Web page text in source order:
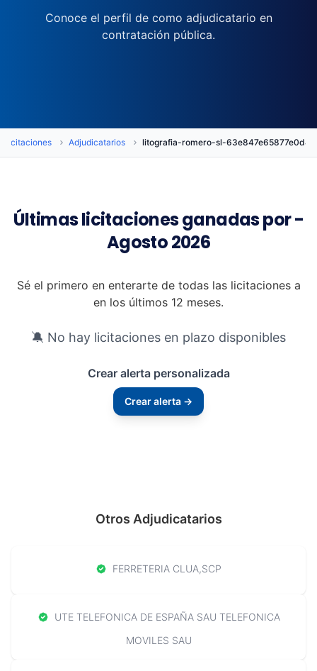
Conoce el perfil de como adjudicatario en
contratación pública.
Licitaciones Adjudicatarios litografia-romero-sl-
Últimas licitaciones ganadas por -
Agosto 2026
Sé el primero en enterarte de todas las licitaciones a
en los últimos 12 meses.
🔕 No hay licitaciones en plazo disponibles
Crear alerta personalizada
Crear alerta →
Otros Adjudicatarios
FERRETERIA CLUA,SCP
UTE TELEFONICA DE ESPAÑA SAU TELEFONICA
MOVILES SAU